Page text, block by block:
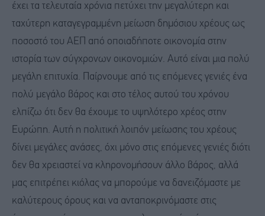
έχει τα τελευταία χρόνια πετύχει την μεγαλύτερη και
ταχύτερη καταγεγραμμένη μείωση δημόσιου χρέους ως
ποσοστό του ΑΕΠ από οποιαδήποτε οικονομία στην
ιστορία των σύγχρονων οικονομιών. Αυτό είναι μια πολύ
μεγάλη επιτυχία. Παίρνουμε από τις επόμενες γενιές ένα
πολύ μεγάλο βάρος και στο τέλος αυτού του χρόνου
ελπίζω ότι δεν θα έχουμε το υψηλότερο χρέος στην
Ευρώπη. Αυτή η πολιτική λοιπόν μείωσης του χρέους
δίνει μεγάλες ανάσες, όχι μόνο στις επόμενες γενιές διότι
δεν θα χρειαστεί να κληρονομήσουν άλλο βάρος, αλλά
μας επιτρέπει κιόλας να μπορούμε να δανειζόμαστε με
καλύτερους όρους και να ανταποκρινόμαστε στις